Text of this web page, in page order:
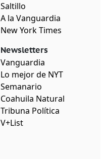
Saltillo
A la Vanguardia
New York Times
Newsletters
Vanguardia
Lo mejor de NYT
Semanario
Coahuila Natural
Tribuna Política
V+List